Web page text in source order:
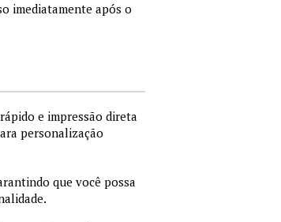
imediatamente após o
e impressão direta
personalização
que você possa